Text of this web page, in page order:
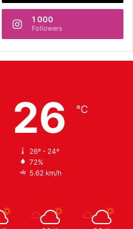
1 000
Followers
26 ℃
26º - 24º
72%
5.62 km/h